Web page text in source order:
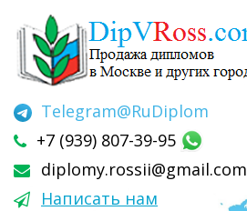
Telegram@RuDiplom
+7 (939) 807-39-95
diplomy.rossii@gmail.com
Написать нам